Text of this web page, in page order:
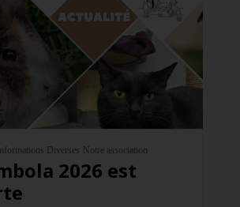
Informations Diverses Notre association
2026 est